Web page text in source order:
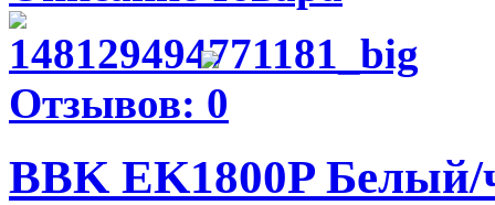
Отзывов: 0
BBK EK1800P